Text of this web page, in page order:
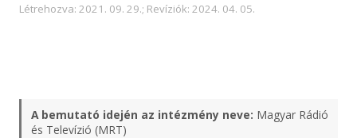
Létrehozva: 2021. 09. 29.; Revíziók: 2024. 04. 05.
A bemutató idején az intézmény neve: Magyar Rádió
és Televízió (MRT)